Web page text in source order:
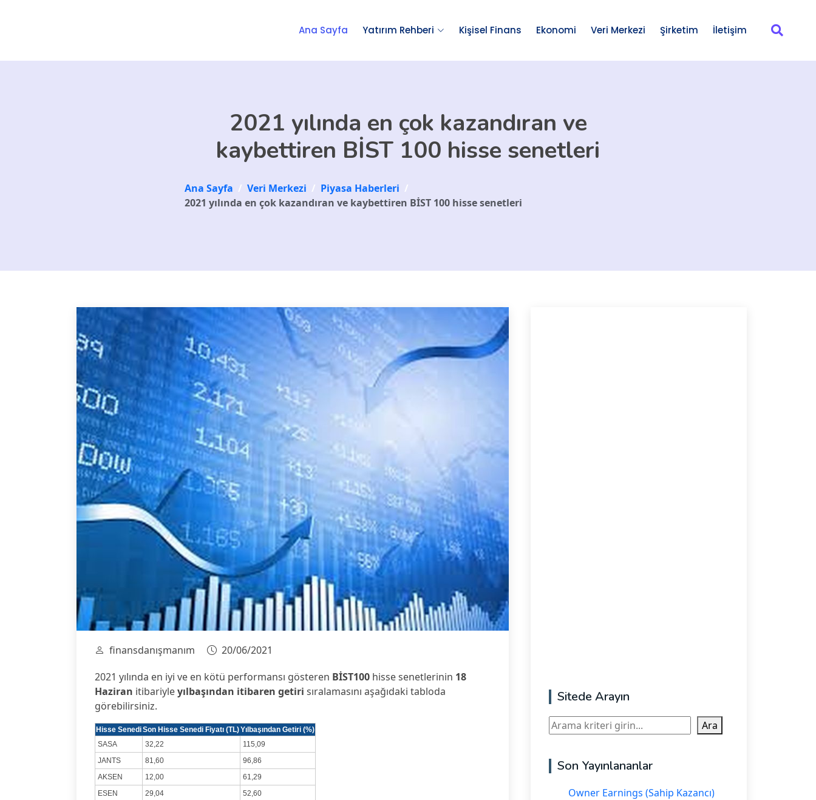
Ana Sayfa Yatırım Rehberi Kişisel Finans Ekonomi Veri Merkezi Şirketim İletişim
2021 yılında en çok kazandıran ve
kaybettiren BİST 100 hisse senetleri
Ana Sayfa / Veri Merkezi / Piyasa Haberleri /
2021 yılında en çok kazandıran ve kaybettiren BİST 100 hisse senetleri
finansdanışmanım
20/06/2021
2021 yılında en iyi ve en kötü performansı gösteren BİST100 hisse senetlerinin 18
Haziran itibariyleyılbaşından itibaren getiri sıralamasını aşağıdaki tabloda
görebilirsiniz.
Hisse SenediSon Hisse Senedi Fiyatı (TL)Yılbaşından Getiri (%)
SASA
32,22
115,09
JANTS
81,60
96,86
AKSEN
12,00
61,29
ESEN
29,04
52,60
Sitede Arayın
Ara Ara
Son Yayınlananlar
Owner Earnings (Sahip Kazancı)